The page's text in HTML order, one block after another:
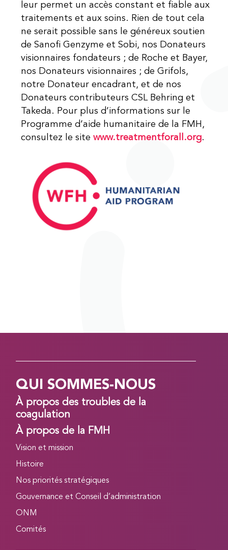
leur permet un accès constant et fiable aux
traitements et aux soins. Rien de tout cela
ne serait possible sans le généreux soutien
de Sanofi Genzyme et Sobi, nos Donateurs
visionnaires fondateurs ; de Roche et Bayer,
nos Donateurs visionnaires ; de Grifols,
notre Donateur encadrant, et de nos
Donateurs contributeurs CSL Behring et
Takeda. Pour plus d’informations sur le
Programme d’aide humanitaire de la FMH,
consultez le sitewww.treatmentforall.org.
QUI SOMMES-NOUS
À propos des troubles de la
coagulation
À propos de la FMH
Vision et mission
Histoire
Nos priorités stratégiques
Gouvernance et Conseil d’administration
ONM
Comités